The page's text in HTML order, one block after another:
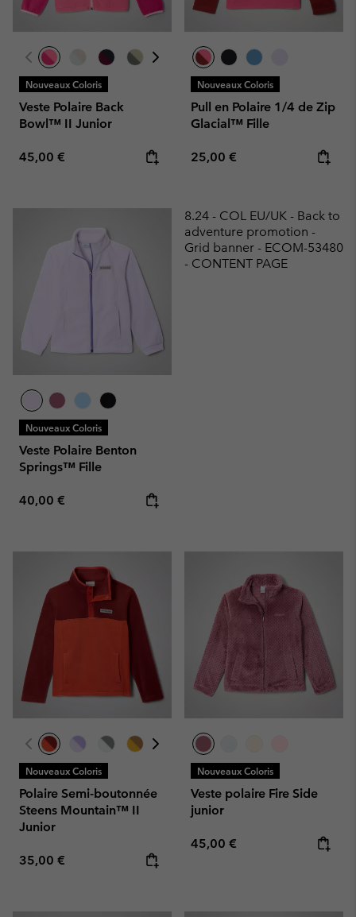
Nouveaux Coloris
Veste Polaire Back
Bowl™ II Junior
Regular price:
45,00 €
Nouveaux Coloris
Pull en Polaire 1/4 de Zip
Glacial™ Fille
Regular price:
25,00 €
Nouveaux Coloris
Veste Polaire Benton
Springs™ Fille
Regular price:
40,00 €
8.24 - COL EU/UK - Back to
adventure promotion -
Grid banner - ECOM-53480
- CONTENT PAGE
Nouveaux Coloris
Polaire Semi-boutonnée
Steens Mountain™ II
Junior
Regular price:
35,00 €
Nouveaux Coloris
Veste polaire Fire Side
junior
Regular price:
45,00 €